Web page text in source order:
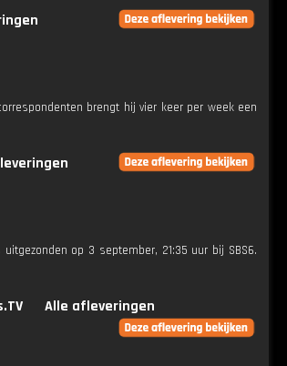
brengt hij vier keer per week een
op 3 september, 21:35 uur bij SBS6.
Alle afleveringen